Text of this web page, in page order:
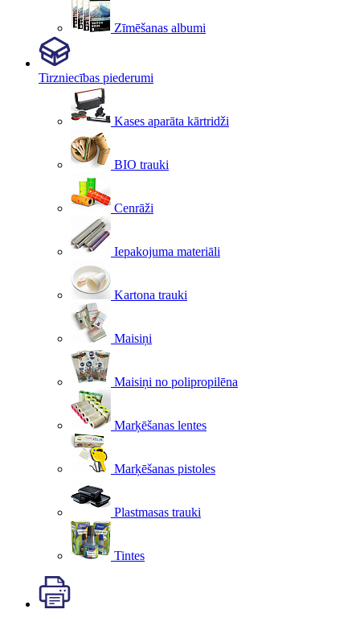
Zīmēšanas albumi
Tirzniecības piederumi
Kases aparāta kārtridži
BIO trauki
Cenrāži
Iepakojuma materiāli
Kartona trauki
Maisiņi
Maisiņi no polipropilēna
Marķēšanas lentes
Marķēšanas pistoles
Plastmasas trauki
Tintes